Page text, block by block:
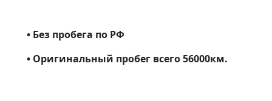
• Без пробега по РФ
• Оригинальный пробег всего 56000км.